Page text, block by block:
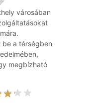
városában
a térségben
megbízható